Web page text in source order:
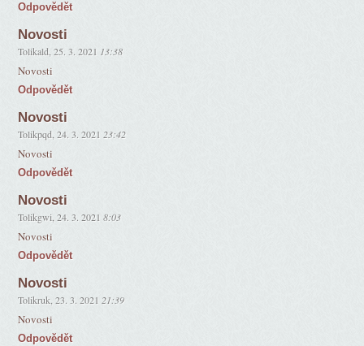
Odpovědět
Novosti
Tolikald ,25. 3. 2021 13:38
Novosti
Odpovědět
Novosti
Tolikpqd ,24. 3. 2021 23:42
Novosti
Odpovědět
Novosti
Tolikgwi ,24. 3. 2021 8:03
Novosti
Odpovědět
Novosti
Tolikruk ,23. 3. 2021 21:39
Novosti
Odpovědět